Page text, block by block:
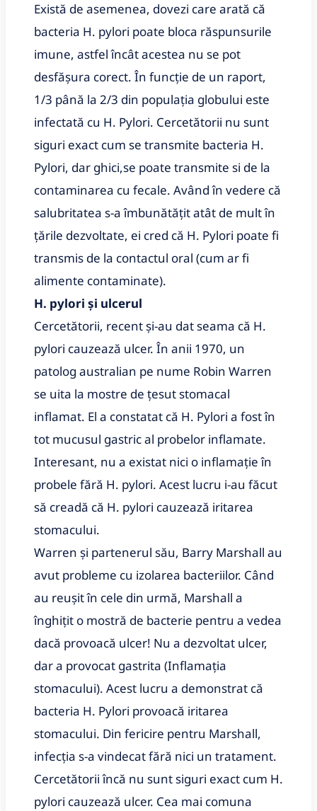
Există de asemenea, dovezi care arată că
bacteria H. pylori poate bloca răspunsurile
imune, astfel încât acestea nu se pot
desfășura corect. În funcție de un raport,
1/3 până la 2/3 din populația globului este
infectată cu H. Pylori. Cercetătorii nu sunt
siguri exact cum se transmite bacteria H.
Pylori, dar ghici,se poate transmite si de la
contaminarea cu fecale. Având în vedere că
salubritatea s-a îmbunătățit atât de mult în
țările dezvoltate, ei cred că H. Pylori poate fi
transmis de la contactul oral (cum ar fi
alimente contaminate).
H. pylori și ulcerul
Cercetătorii, recent și-au dat seama că H.
pylori cauzează ulcer. În anii 1970, un
patolog australian pe nume Robin Warren
se uita la mostre de țesut stomacal
inflamat. El a constatat că H. Pylori a fost în
tot mucusul gastric al probelor inflamate.
Interesant, nu a existat nici o inflamație în
probele fără H. pylori. Acest lucru i-au făcut
să creadă că H. pylori cauzează iritarea
stomacului.
Warren și partenerul său, Barry Marshall au
avut probleme cu izolarea bacteriilor. Când
au reușit în cele din urmă, Marshall a
înghițit o mostră de bacterie pentru a vedea
dacă provoacă ulcer! Nu a dezvoltat ulcer,
dar a provocat gastrita (Inflamația
stomacului). Acest lucru a demonstrat că
bacteria H. Pylori provoacă iritarea
stomacului. Din fericire pentru Marshall,
infecția s-a vindecat fără nici un tratament.
Cercetătorii încă nu sunt siguri exact cum H.
pylori cauzează ulcer. Cea mai comuna